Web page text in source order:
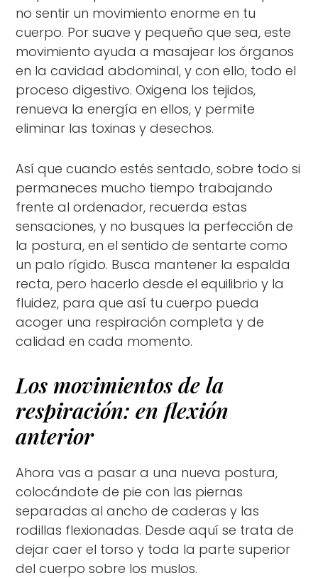
no sentir un movimiento enorme en tu
cuerpo. Por suave y pequeño que sea, este
movimiento ayuda a masajear los órganos
en la cavidad abdominal, y con ello, todo el
proceso digestivo. Oxigena los tejidos,
renueva la energía en ellos, y permite
eliminar las toxinas y desechos.
Así que cuando estés sentado, sobre todo si
permaneces mucho tiempo trabajando
frente al ordenador, recuerda estas
sensaciones, y no busques la perfección de
la postura, en el sentido de sentarte como
un palo rígido. Busca mantener la espalda
recta, pero hacerlo desde el equilibrio y la
fluidez, para que así tu cuerpo pueda
acoger una respiración completa y de
calidad en cada momento.
Los movimientos de la
respiración: en flexión
anterior
Ahora vas a pasar a una nueva postura,
colocándote de pie con las piernas
separadas al ancho de caderas y las
rodillas flexionadas. Desde aquí se trata de
dejar caer el torso y toda la parte superior
del cuerpo sobre los muslos.